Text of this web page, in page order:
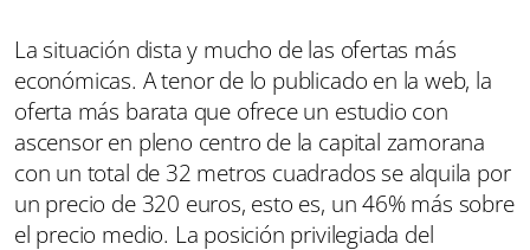
La situación dista y mucho de las ofertas más
económicas. A tenor de lo publicado en la web, la
oferta más barata que ofrece un estudio con
ascensor en pleno centro de la capital zamorana
con un total de 32 metros cuadrados se alquila por
un precio de 320 euros, esto es, un 46% más sobre
el precio medio. La posición privilegiada del